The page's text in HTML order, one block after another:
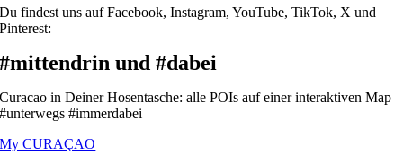
Du findest uns auf Facebook, Instagram, YouTube, TikTok, X und
Pinterest:
#mittendrin und #dabei
Curacao in Deiner Hosentasche: alle POIs auf einer interaktiven Map
#unterwegs #immerdabei
My CURAÇAO